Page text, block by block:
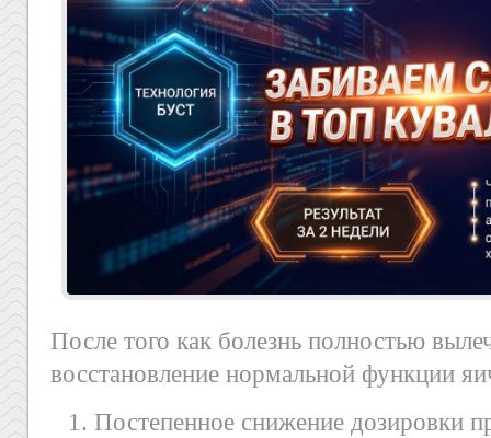
После того как болезнь полностью
восстановление нормальной функции
Постепенное снижение дозировки